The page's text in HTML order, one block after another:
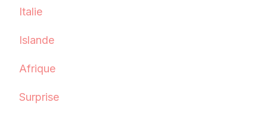
Italie
Islande
Afrique
Surprise